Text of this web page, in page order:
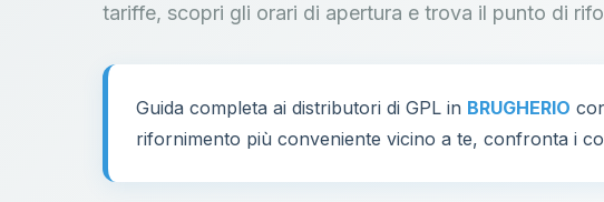
tariffe, scopri gli orari di apertura e trova il punto di
Guida completa ai distributori di GPL in BRUGHERIO
rifornimento più conveniente vicino a te, confronta i